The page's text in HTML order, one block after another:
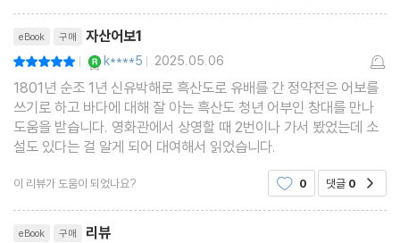
eBook 구매 자산어보1
| k****5 | 2025.05.06
1801년 순조 1년 신유박해로 흑산도로 유배를 간 정약전은 어보를
쓰기로 하고 바다에 대해 잘 아는 흑산도 청년 어부인 창대를 만나
도움을 받습니다. 영화관에서 상영할 때 2번이나 가서 봤었는데 소
설도 있다는 걸 알게 되어 대여해서 읽었습니다.
이 리뷰가 도움이 되었나요? 0 댓글 0
eBook 구매 리뷰